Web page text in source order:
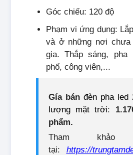
Góc chiếu: 120 độ
Phạm vi ứng dụng:
và ở những nơi
gia. Thắp sáng, pha
phố, công viên,...
Gía bán đèn pha led
lượng mặt trời:
phẩm.
Tham
tại: https://